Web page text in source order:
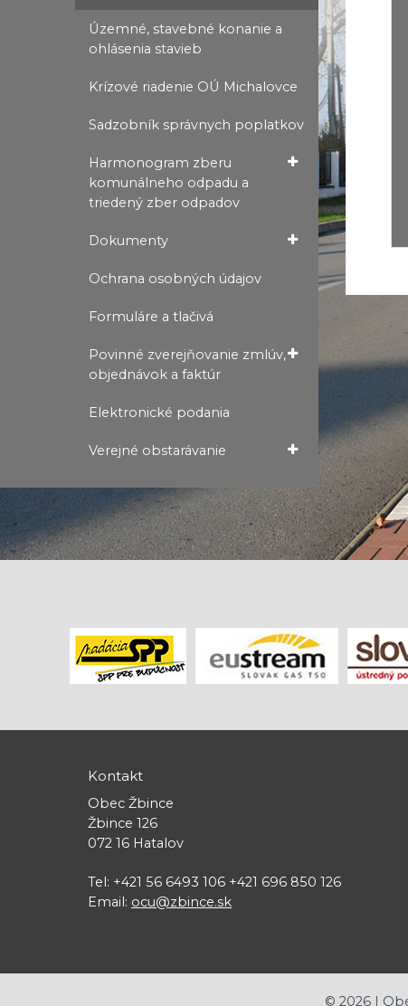
Územné, stavebné konanie a
ohlásenia stavieb
Krízové riadenie OÚ Michalovce
Sadzobník správnych poplatkov
Harmonogram zberu
komunálneho odpadu a
triedený zber odpadov
Dokumenty
Ochrana osobných údajov
Formuláre a tlačivá
Povinné zverejňovanie zmlúv,
objednávok a faktúr
Elektronické podania
Verejné obstarávanie
Kontakt
Obec Žbince
Žbince 126
072 16 Hatalov
Tel: +421 56 6493 106 +421 696 850 126
Email: ocu@zbince.sk
© 2026 |